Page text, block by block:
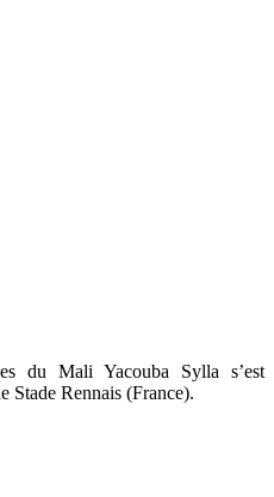
du Mali Yacouba Sylla s’est
Stade Rennais (France).